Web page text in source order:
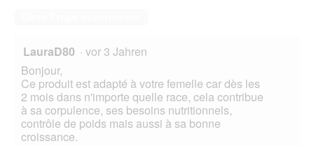
LauraD80 · vor 3 Jahren
Bonjour,
Ce produit est adapté à votre femelle car dès les
2 mois dans n'importe quelle race, cela contribue
à sa corpulence, ses besoins nutritionnels,
contrôle de poids mais aussi à sa bonne
croissance.